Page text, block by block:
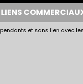
LIENS
et sans lien avec